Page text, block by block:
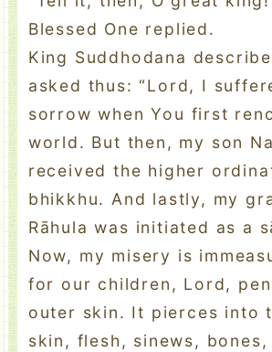
Blessed One replied.
King Suddhodana
asked thus: “Lord, I
sorrow when You first
world. But then, my son
received the higher
bhikkhu. And lastly, my
Rāhula was initiated as a
Now, my misery is
for our children, Lord,
outer skin. It pierces into
skin, flesh, sinews, bones,